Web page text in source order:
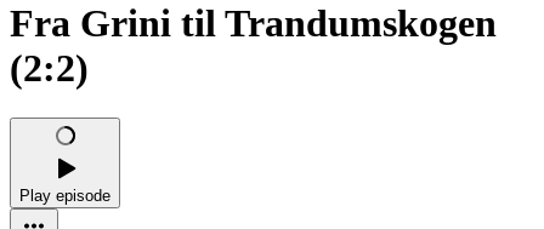
Fra Grini til Trandumskogen
(2:2)
Play episode